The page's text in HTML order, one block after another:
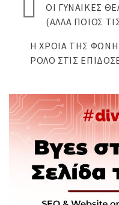
ΟΙ ΓΥΝΑΊΚΕΣ
(ΑΛΛΆ ΠΟΙΟΣ
Η ΧΡΟΙΆ ΤΗΣ
ΡΌΛΟ ΣΤΙΣ